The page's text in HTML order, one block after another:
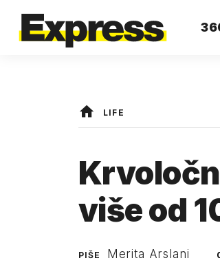
LIFE
više od
PIŠE Merita Arslani